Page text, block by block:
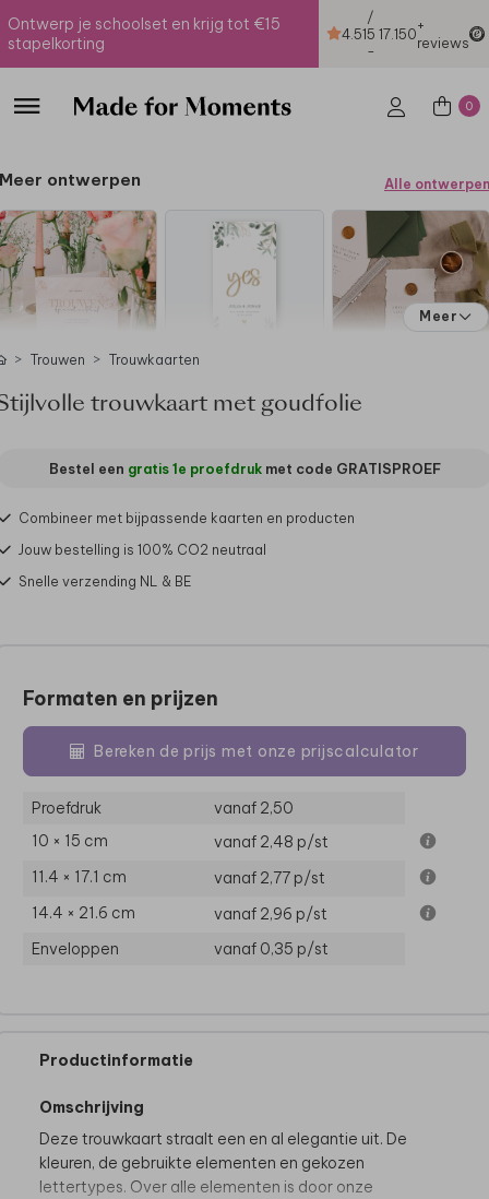
Ontwerp je schoolset en krijg tot €15
stapelkorting
4.51
/
5
-
17.150+
reviews
0
Meer ontwerpen Alle ontwerpen
Meer
Trouwen Trouwkaarten
trouwkaart met goudfolie
Bestel een gratis 1e proefdrukmet code GRATISPROEF
Combineer met bijpassende kaarten en producten
Jouw bestelling is 100% CO2 neutraal
Snelle verzending NL & BE
Formaten en prijzen
Bereken de prijs met onze prijscalculator
Proefdruk
vanaf 2,50
10 × 15 cm
vanaf 2,48 p/st
11.4 × 17.1 cm
vanaf 2,77 p/st
14.4 × 21.6 cm
vanaf 2,96 p/st
Enveloppen
vanaf 0,35 p/st
Productinformatie
Omschrijving
Deze trouwkaart straalt een en al elegantie uit. De
kleuren, de gebruikte elementen en gekozen
lettertypes. Over alle elementen is door onze